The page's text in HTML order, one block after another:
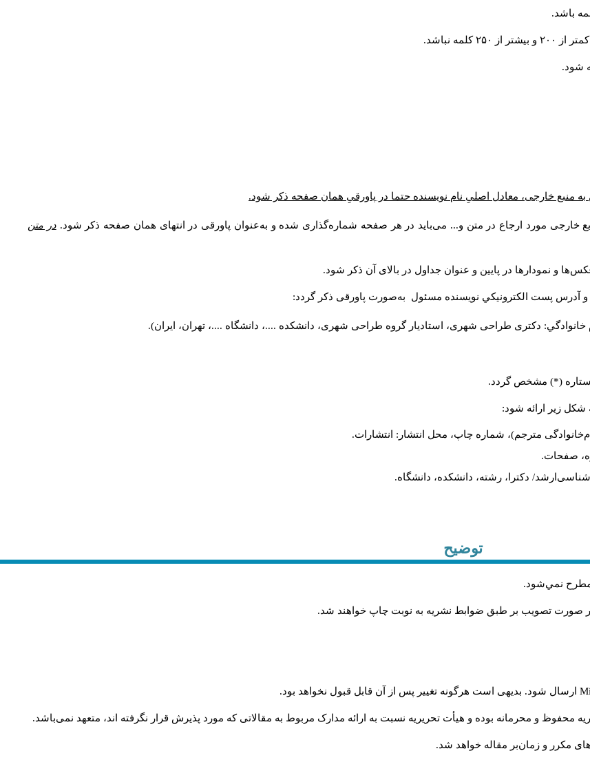
نباشد.
به منبع خارجی، معادل اصلیِ نام نویسنده حتما در پاورقیِ همان صفحه ذکر شود.
خارجی مورد ارجاع در متن و... می‌باید در هر صفحه شماره‌گذاری شده و به‌عنوان پاورقی در انتهای همان صفحه ذکر شود. در متن
و نمودارها در پایین و عنوان جداول در بالای آن ذکر شود.
آدرس پست الكترونيكي نويسنده مسئول به‌صورت پاورقی ذکر گردد:
خانوادگي: دکتری طراحی شهری، استادیار گروه طراحی شهری، دانشکده ....، دانشگاه ....، تهران، ایران).
ستاره (*) مشخص گردد.
شکل زیر ارائه شود:
مترجم)، شماره چاپ، محل انتشار: انتشارات.
صفحات.
دکترا، رشته، دانشکده، دانشگاه.
توضیح
مطرح نمي‌شود.
صورت تصويب بر طبق ضوابط نشريه به نوبت چاپ خواهند شد.
ارسال شود. بدیهی است هرگونه تغییر پس از آن قابل قبول نخواهد بود.
محفوظ و محرمانه بوده و هیأت تحریریه نسبت به ارائه مدارک مربوط به مقالاتی که مورد پذیرش قرار نگرفته اند، متعهد نمی‌باشد.
مکرر و زمان‌بر مقاله خواهد شد.